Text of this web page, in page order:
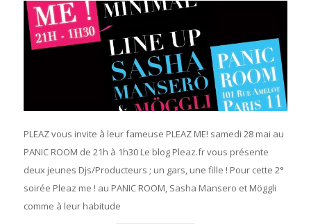
PLEAZ vous invite à leur fameuse PLEAZ ME! samedi 28 mai au
PANIC ROOM de 21h à 1h30 Le blog Pleaz.fr vous présente
deux jeunes Djs/Producteurs ; un gars, une fille ! Pour cette 2°
soirée Pleaz me ! au PANIC ROOM, Sasha Mansero et Möggli
comme à leur habitude